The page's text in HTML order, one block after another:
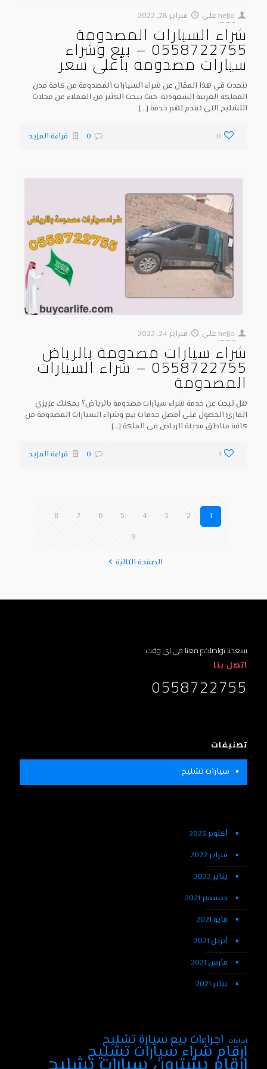
nejjo على فبراير 28, 2022
شراء السيارات المصدومة
0558722755 – بيع وشراء
سيارات مصدومه بأعلى سعر
نتحدث في هذا المقال عن شراء السيارات المصدومة من كافة مدن
المملكة العربية السعودية، حيث يبحث الكثير من العملاء عن محلات
التشليح التي تقدم لهم خدمة […]
0
0 قراءة المزيد
nejjo على فبراير 24, 2022
شراء سيارات مصدومة بالرياض
0558722755 – شراء السيارات
المصدومة
هل تبحث عن خدمة شراء سيارات مصدومة بالرياض؟ يمكنك عزيزي
القارئ الحصول على أفضل خدمات بيع وشراء السيارات المصدومة من
كافة مناطق مدينة الرياض في الملكة […]
1
0 قراءة المزيد
1
2
3
4
5
6
7
8
9
الصفحة التالية
يسعدنا تواصلكم معنا في اي وقت
اتصل بنا
0558722755
تصنيفات
سيارات تشليح
أكتوبر 2023
فبراير 2022
يناير 2022
ديسمبر 2021
مايو 2021
أبريل 2021
مارس 2021
يناير 2021
اجراءات اجراءات بيع سيارة تشليح
ارقام شراء سيارات تشليح